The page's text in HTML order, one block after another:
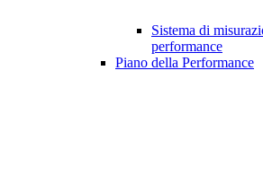
Sistema di
performance
Piano della Performance